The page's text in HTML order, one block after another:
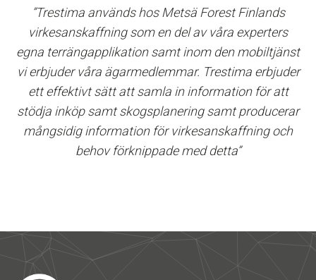
”Trestima används hos Metsä Forest Finlands
virkesanskaffning som en del av våra experters
egna terrängapplikation samt inom den mobiltjänst
vi erbjuder våra ägarmedlemmar. Trestima erbjuder
ett effektivt sätt att samla in information för att
stödja inköp samt skogsplanering samt producerar
mångsidig information för virkesanskaffning och
behov förknippade med detta”